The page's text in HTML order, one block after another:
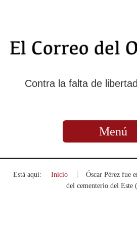
Contra la falta de
Menú
Está aquí: Inicio
Óscar Pérez fue
del cementerio del Este